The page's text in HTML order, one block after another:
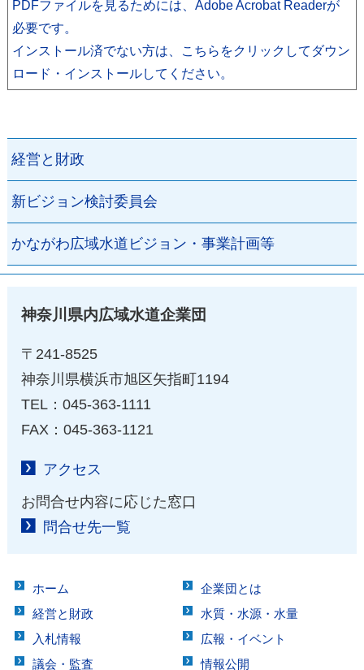
PDFファイルを見るためには、Adobe Acrobat Readerが
必要です。
インストール済でない方は、こちらをクリックしてダウン
ロード・インストールしてください。
経営と財政
新ビジョン検討委員会
かながわ広域水道ビジョン・事業計画等
神奈川県内広域水道企業団
〒241-8525
神奈川県横浜市旭区矢指町1194
TEL：045-363-1111
FAX：045-363-1121
アクセス
お問合せ内容に応じた窓口
問合せ先一覧
ホーム
企業団とは
経営と財政
水質・水源・水量
入札情報
広報・イベント
議会・監査
情報公開